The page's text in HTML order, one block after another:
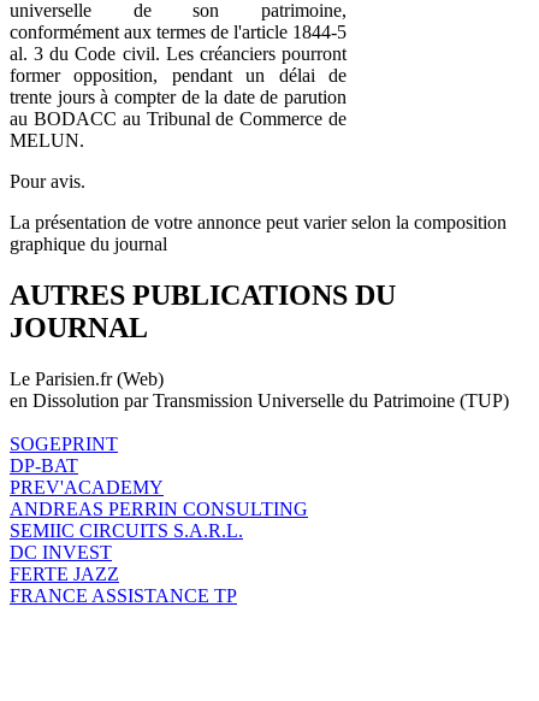
universelle de son patrimoine,
conformément aux termes de l'article 1844-5
al. 3 du Code civil. Les créanciers pourront
former opposition, pendant un délai de
trente jours à compter de la date de parution
au BODACC au Tribunal de Commerce de
MELUN.
Pour avis.
La présentation de votre annonce peut varier selon la composition
graphique du journal
AUTRES PUBLICATIONS DU
JOURNAL
Le Parisien.fr (Web)
en Dissolution par Transmission Universelle du Patrimoine (TUP)
SOGEPRINT
DP-BAT
PREV'ACADEMY
ANDREAS PERRIN CONSULTING
SEMIIC CIRCUITS S.A.R.L.
DC INVEST
FERTE JAZZ
FRANCE ASSISTANCE TP